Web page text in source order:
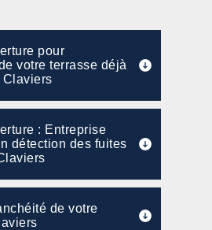
pour
votre terrasse déjà
Claviers
: Entreprise
détection des fuites
de votre